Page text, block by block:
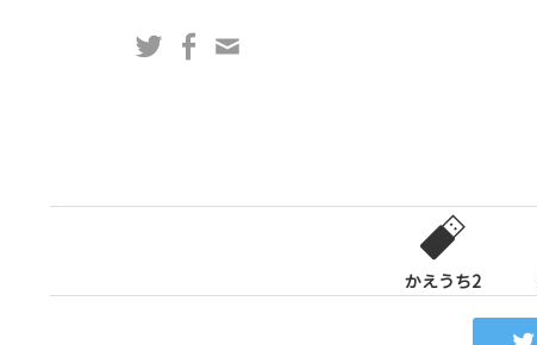
ス
TwitterFacebook
かえうち2